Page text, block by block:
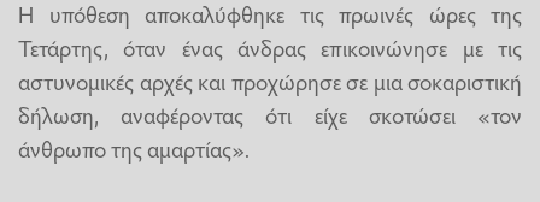
Η υπόθεση αποκαλύφθηκε τις πρωινές ώρες της
Τετάρτης, όταν ένας άνδρας επικοινώνησε με τις
αστυνομικές αρχές και προχώρησε σε μια σοκαριστική
δήλωση, αναφέροντας ότι είχε σκοτώσει «τον
άνθρωπο της αμαρτίας».